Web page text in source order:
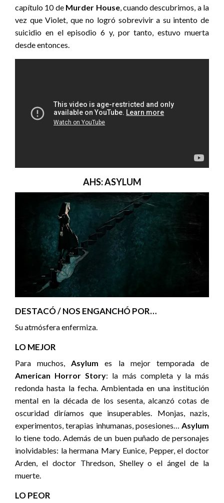
capítulo 10 de Murder House, cuando descubrimos, a la
vez que Violet, que no logró sobrevivir a su intento de
suicidio en el episodio 6 y, por tanto, estuvo muerta
desde entonces.
AHS: ASYLUM
DESTACÓ / NOS ENGANCHÓ POR…
Su atmósfera enfermiza.
LO MEJOR
Para muchos,Asylum es la mejor temporada de
American Horror Story: la más completa y la más
redonda hasta la fecha. Ambientada en una institución
mental en la década de los sesenta, alcanzó cotas de
oscuridad diríamos que insuperables. Monjas, nazis,
experimentos, terapias inhumanas, posesiones… Asylum
lo tiene todo. Además de un buen puñado de personajes
inolvidables: la hermana Mary Eunice, Pepper, el doctor
Arden, el doctor Thredson, Shelley o el ángel de la
muerte.
LO PEOR